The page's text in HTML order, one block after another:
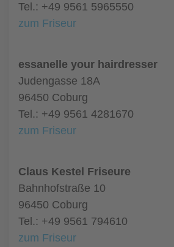
Tel.: +49 9561 5965550
zum Friseur
essanelle your hairdresser
Judengasse 18A
96450 Coburg
Tel.: +49 9561 4281670
zum Friseur
Claus Kestel Friseure
Bahnhofstraße 10
96450 Coburg
Tel.: +49 9561 794610
zum Friseur